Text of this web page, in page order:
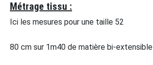
Métrage tissu :
Ici les mesures pour une taille 52
80 cm sur 1m40 de matière bi-extensible